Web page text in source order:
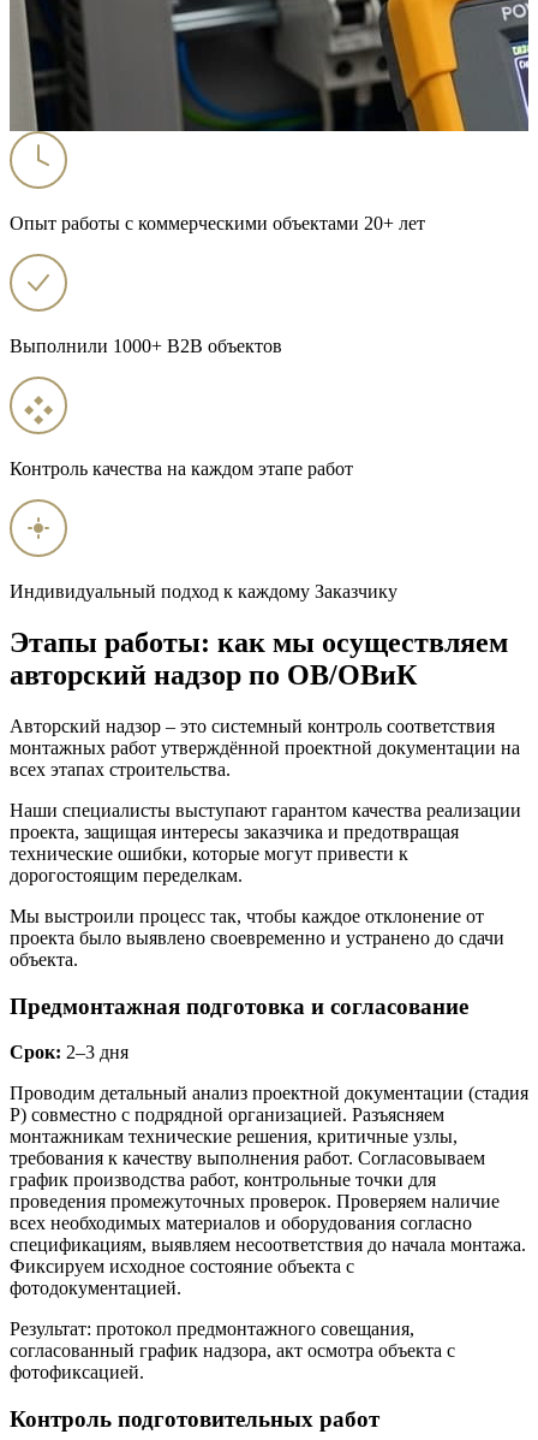
Опыт работы с коммерческими объектами 20+ лет
Выполнили 1000+ B2B объектов
Контроль качества на каждом этапе работ
Индивидуальный подход к каждому Заказчику
Этапы работы: как мы осуществляем
авторский надзор по ОВ/ОВиК
Авторский надзор – это системный контроль соответствия
монтажных работ утверждённой проектной документации на
всех этапах строительства.
Наши специалисты выступают гарантом качества реализации
проекта, защищая интересы заказчика и предотвращая
технические ошибки, которые могут привести к
дорогостоящим переделкам.
Мы выстроили процесс так, чтобы каждое отклонение от
проекта было выявлено своевременно и устранено до сдачи
объекта.
Предмонтажная подготовка и согласование
Срок: 2–3 дня
Проводим детальный анализ проектной документации (стадия
Р) совместно с подрядной организацией. Разъясняем
монтажникам технические решения, критичные узлы,
требования к качеству выполнения работ. Согласовываем
график производства работ, контрольные точки для
проведения промежуточных проверок. Проверяем наличие
всех необходимых материалов и оборудования согласно
спецификациям, выявляем несоответствия до начала монтажа.
Фиксируем исходное состояние объекта с
фотодокументацией.
Результат: протокол предмонтажного совещания,
согласованный график надзора, акт осмотра объекта с
фотофиксацией.
Контроль подготовительных работ